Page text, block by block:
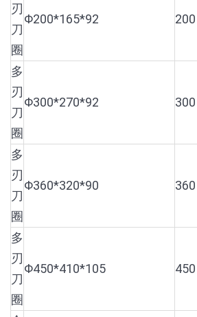
刃
刀
圈
Φ200*165*92 200
多
刃
刀
圈
Φ300*270*92 300
多
刃
刀
圈
Φ360*320*90 360
多
刃
刀
圈
Φ450*410*105 450